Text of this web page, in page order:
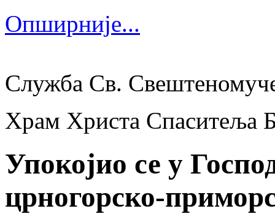
Опширније...
Служба Св.
Храм Христа Спаситеља
Упокојио се у
црногорско-